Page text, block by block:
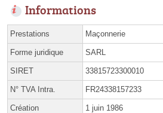
Informations
Prestations Maçonnerie
Forme juridique SARL
SIRET 33815723300010
N° TVA Intra. FR24338157233
Création 1 juin 1986